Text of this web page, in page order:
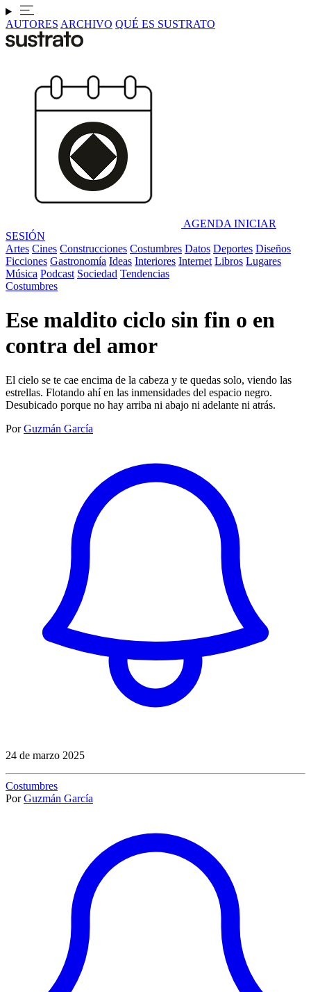
AUTORES ARCHIVO QUÉ ES SUSTRATO
AGENDA INICIAR
SESIÓN
Artes Cines Construcciones Costumbres Datos Deportes Diseños
Ficciones Gastronomía Ideas Interiores Internet Libros Lugares
Música Podcast Sociedad Tendencias
Costumbres
Ese maldito ciclo sin fin o en
contra del amor
El cielo se te cae encima de la cabeza y te quedas solo, viendo las
estrellas. Flotando ahí en las inmensidades del espacio negro.
Desubicado porque no hay arriba ni abajo ni adelante ni atrás.
Por Guzmán García
24 de marzo 2025
Costumbres
Por Guzmán García